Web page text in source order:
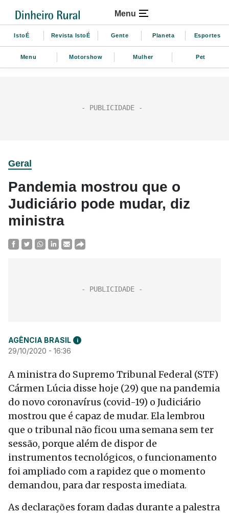
Menu
IstoÉ Revista IstoÉ Gente Planeta Esportes
Menu Motorshow Mulher Pet
Geral
Pandemia mostrou que o
Judiciário pode mudar, diz
ministra
AGÊNCIA BRASIL i
29/10/2020 - 16:36
A ministra do Supremo Tribunal Federal (STF)
Cármen Lúcia disse hoje (29) que na pandemia
do novo coronavírus (covid-19) o Judiciário
mostrou que é capaz de mudar. Ela lembrou
que o tribunal não ficou uma semana sem ter
sessão, porque além de dispor de
instrumentos tecnológicos, o funcionamento
foi ampliado com a rapidez que o momento
demandou, para dar resposta imediata.
As declarações foram dadas durante a palestra